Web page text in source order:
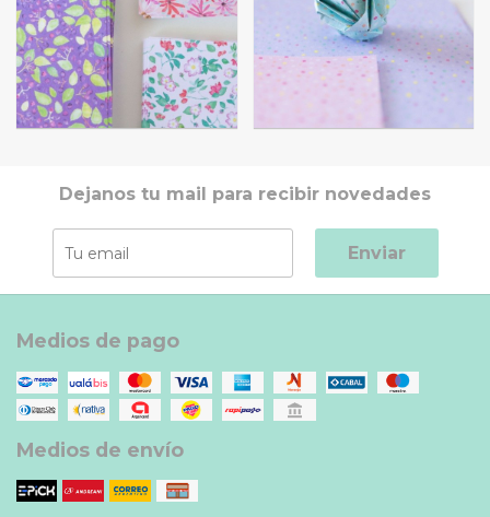
Dejanos tu mail para recibir novedades
Enviar
Medios de pago
Medios de envío